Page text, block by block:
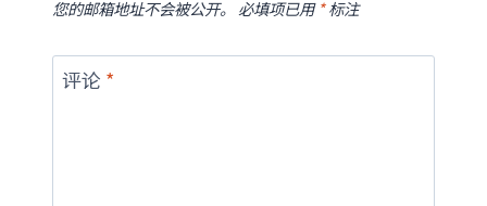
您的邮箱地址不会被公开。 必填项已用*标注
评论 *